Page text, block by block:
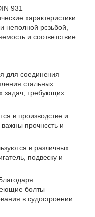
931
характеристики
неполной резьбой,
и соответствие
для соединения
стальных
задач, требующих
в производстве и
прочность и
в различных
подвеску и
болты
в судостроении